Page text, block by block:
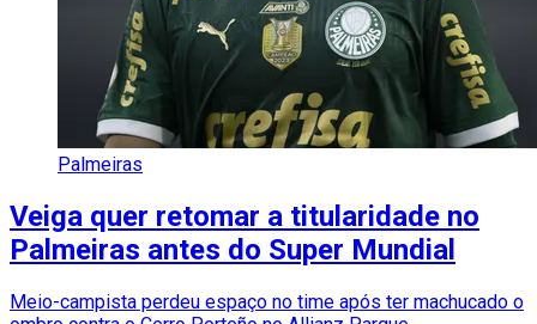
Palmeiras
Veiga quer retomar a titularidade no
Palmeiras antes do Super Mundial
Meio-campista perdeu espaço no time após ter machucado o